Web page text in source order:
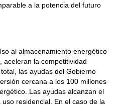
a la potencia del futuro
al almacenamiento energético
aceleran la competitividad
las ayudas del Gobierno
cercana a los 100 millones
Las ayudas alcanzan el
residencial. En el caso de la